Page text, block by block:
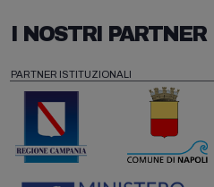
I NOSTRI PARTNER
PARTNER ISTITUZIONALI